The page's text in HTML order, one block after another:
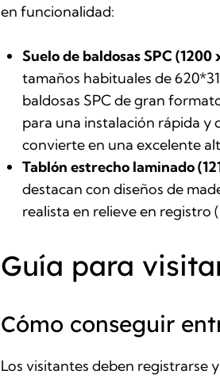
en funcionalidad:
Suelo de baldosas SPC (1200
tamaños habituales de
baldosas SPC de gran
para una instalación rápida y
convierte en una excelente
Tablón estrecho laminado
destacan con diseños de
realista en relieve en registro
Guía para
Cómo conseguir
Los visitantes deben registrarse